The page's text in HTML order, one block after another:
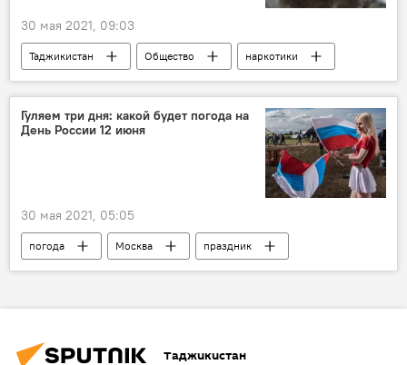
30 мая 2021, 09:03
Таджикистан Общество наркотики
Гуляем три дня: какой будет погода на
День России 12 июня
30 мая 2021, 05:05
погода Москва
праздник
Россия
Таджикистан